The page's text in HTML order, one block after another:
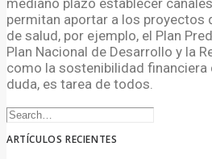
mediano plazo establecer
permitan aportar a los proyectos
de salud, por ejemplo, el Plan
Plan Nacional de Desarrollo y la
como la sostenibilidad financiera
duda, es tarea de todos.
ARTÍCULOS RECIENTES